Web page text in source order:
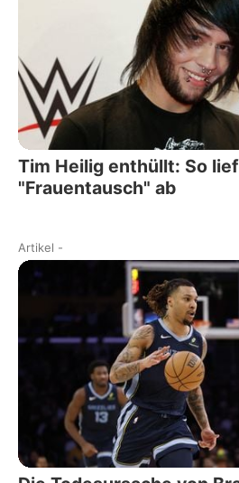
Tim Heilig enthüllt: So
"Frauentausch" ab
Artikel -